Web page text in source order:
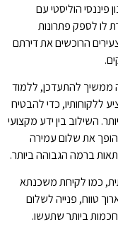
הוליסטי עם
לספק פתרונות
הרוכשים את דירתם
ממשיך להתעדכן, ללמוד
ללקוחותיו, כדי להבטיח
השילוב בין ידע מקצועי
הופך את שלום עמירה
ברמה הגבוהה ביותר.
כמו לקיחת משכנתא
טווח, פנייה לשלום
ביותר שתעשו.